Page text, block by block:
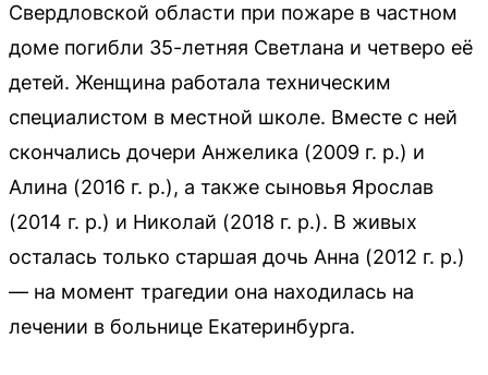
Свердловской области при пожаре в частном
доме погибли 35-летняя Светлана и четверо её
детей. Женщина работала техническим
специалистом в местной школе. Вместе с ней
скончались дочери Анжелика (2009 г. р.) и
Алина (2016 г. р.), а также сыновья Ярослав
(2014 г. р.) и Николай (2018 г. р.). В живых
осталась только старшая дочь Анна (2012 г. р.)
— на момент трагедии она находилась на
лечении в больнице Екатеринбурга.